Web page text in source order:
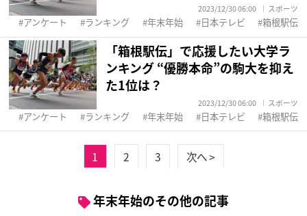
2023/12/30 06:00 スポーツ
アンケート ランキング 年末年始 日本テレビ 箱根駅伝
「箱根駅伝」で応援したい大学ラ
ンキング “優勝本命”の駒大を抑え
た1位は？
2023/12/30 06:00 スポーツ
アンケート ランキング 年末年始 日本テレビ 箱根駅伝
1 2 3 次へ >
年末年始のその他の記事